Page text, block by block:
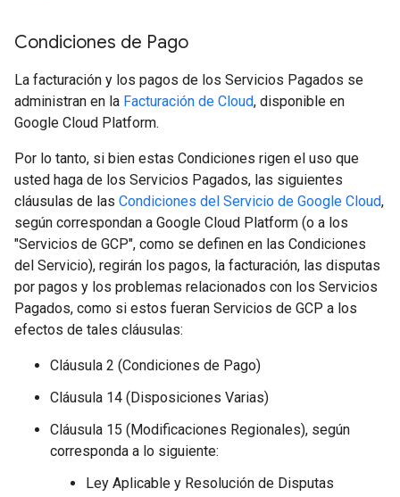
Condiciones de Pago
La facturación y los pagos de los Servicios Pagados se
administran en la Facturación de Cloud, disponible en
Google Cloud Platform.
Por lo tanto, si bien estas Condiciones rigen el uso que
usted haga de los Servicios Pagados, las siguientes
cláusulas de las Condiciones del Servicio de Google Cloud,
según correspondan a Google Cloud Platform (o a los
"Servicios de GCP", como se definen en las Condiciones
del Servicio), regirán los pagos, la facturación, las disputas
por pagos y los problemas relacionados con los Servicios
Pagados, como si estos fueran Servicios de GCP a los
efectos de tales cláusulas:
Cláusula 2 (Condiciones de Pago)
Cláusula 14 (Disposiciones Varias)
Cláusula 15 (Modificaciones Regionales), según
corresponda a lo siguiente:
Ley Aplicable y Resolución de Disputas